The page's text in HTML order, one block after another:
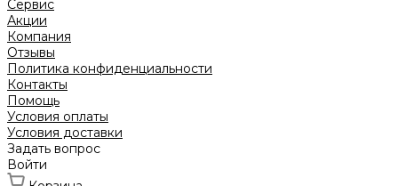
Сервис
Акции
Компания
Отзывы
Политика конфиденциальности
Контакты
Помощь
Условия оплаты
Условия доставки
Задать вопрос
Войти